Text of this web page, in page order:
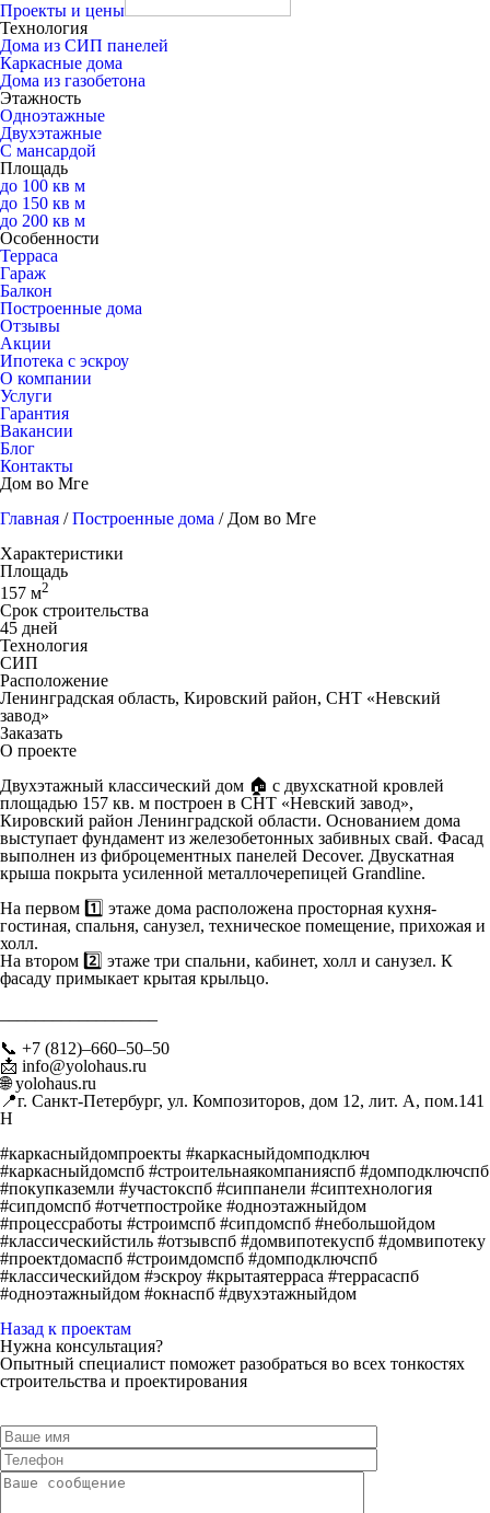
Проекты и цены
Технология
Дома из СИП панелей
Каркасные дома
Дома из газобетона
Этажность
Одноэтажные
Двухэтажные
С мансардой
Площадь
до 100 кв м
до 150 кв м
до 200 кв м
Особенности
Терраса
Гараж
Балкон
Построенные дома
Отзывы
Акции
Ипотека с эскроу
О компании
Услуги
Гарантия
Вакансии
Блог
Контакты
Дом во Мге
Главная /Построенные дома / Дом во Мге
Характеристики
Площадь
157 м2
Срок строительства
45 дней
Технология
СИП
Расположение
Ленинградская область, Кировский район, СНТ «Невский
завод»
Заказать
О проекте
Двухэтажный классический дом 🏠 с двухскатной кровлей
площадью 157 кв. м построен в СНТ «Невский завод»,
Кировский район Ленинградской области. Основанием дома
выступает фундамент из железобетонных забивных свай. Фасад
выполнен из фиброцементных панелей Decover. Двускатная
крыша покрыта усиленной металлочерепицей Grandline.
На первом 1️⃣ этаже дома расположена просторная кухня-
гостиная, спальня, санузел, техническое помещение, прихожая и
холл.
На втором 2️⃣ этаже три спальни, кабинет, холл и санузел. К
фасаду примыкает крытая крыльцо.
📞 +7 (812)–660–50–50
📩 info@yolohaus.ru
🌐 yolohaus.ru
📍г. Санкт-Петербург, ул. Композиторов, дом 12, лит. А, пом.141
Н
#каркасныйдомпроекты #каркасныйдомподключ
#каркасныйдомспб #строительнаякомпанияспб #домподключспб
#покупказемли #участокспб #сиппанели #сиптехнология
#сипдомспб #отчетпостройке #одноэтажныйдом
#процессработы #строимспб #сипдомспб #небольшойдом
#классическийстиль #отзывспб #домвипотекуспб #домвипотеку
#проектдомаспб #строимдомспб #домподключспб
#классическийдом #эскроу #крытаятерраса #террасаспб
#одноэтажныйдом #окнаспб #двухэтажныйдом
Назад к проектам
Нужна консультация?
Опытный специалист поможет разобраться во всех тонкостях
строительства и проектирования